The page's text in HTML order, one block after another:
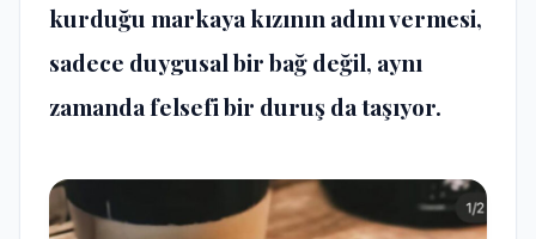
kurduğu markaya kızının adını vermesi,
sadece duygusal bir bağ değil, aynı
zamanda felsefi bir duruş da taşıyor.